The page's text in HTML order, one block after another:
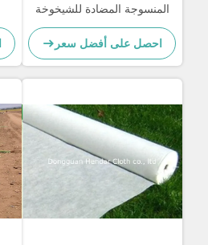
المنسوجة المضادة للشيخوخة
100٪ مادة البولي بروبيلين
احصل على أفضل سعر